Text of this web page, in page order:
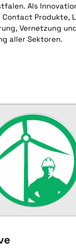
Als
Produkte,
Vernetzung
aller Sektoren.